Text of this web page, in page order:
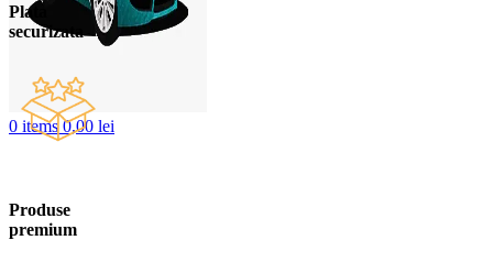
0 items 0,00 lei
Plata
securizata
Produse
premium